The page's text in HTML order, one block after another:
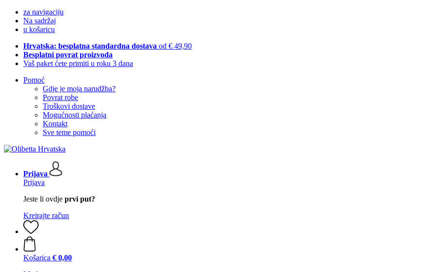
za navigaciju
Na sadržaj
u košaricu
Hrvatska: besplatna standardna dostava od € 49,90
Besplatni povrat proizvoda
Vaš paket ćete primiti u roku 3 dana
Pomoć
Gdje je moja narudžba?
Povrat robe
Troškovi dostave
Mogućnosti plaćanja
Kontakt
Sve teme pomoći
Prijava
Prijava
Jeste li ovdje prvi put?
Kreirajte račun
Košarica € 0,00